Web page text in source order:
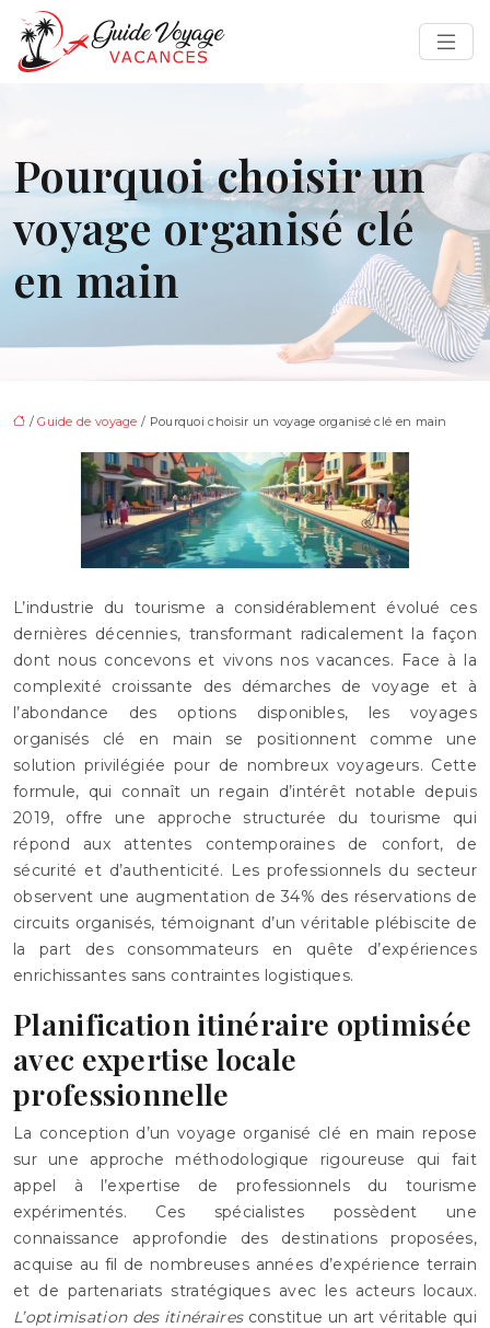
Pourquoi choisir un
voyage organisé clé
en main
/Guide de voyage / Pourquoi choisir un voyage organisé clé en main
L’industrie du tourisme a considérablement évolué ces
dernières décennies, transformant radicalement la façon
dont nous concevons et vivons nos vacances. Face à la
complexité croissante des démarches de voyage et à
l’abondance des options disponibles, les voyages
organisés clé en main se positionnent comme une
solution privilégiée pour de nombreux voyageurs. Cette
formule, qui connaît un regain d’intérêt notable depuis
2019, offre une approche structurée du tourisme qui
répond aux attentes contemporaines de confort, de
sécurité et d’authenticité. Les professionnels du secteur
observent une augmentation de 34% des réservations de
circuits organisés, témoignant d’un véritable plébiscite de
la part des consommateurs en quête d’expériences
enrichissantes sans contraintes logistiques.
Planification itinéraire optimisée
avec expertise locale
professionnelle
La conception d’un voyage organisé clé en main repose
sur une approche méthodologique rigoureuse qui fait
appel à l’expertise de professionnels du tourisme
expérimentés. Ces spécialistes possèdent une
connaissance approfondie des destinations proposées,
acquise au fil de nombreuses années d’expérience terrain
et de partenariats stratégiques avec les acteurs locaux.
L’optimisation des itinéraires constitue un art véritable qui